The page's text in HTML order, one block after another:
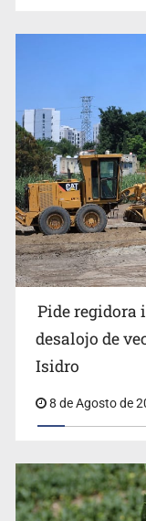
Caen en
homicidios en
Pide regidora
desalojo de
Isidro
8 de Agosto de